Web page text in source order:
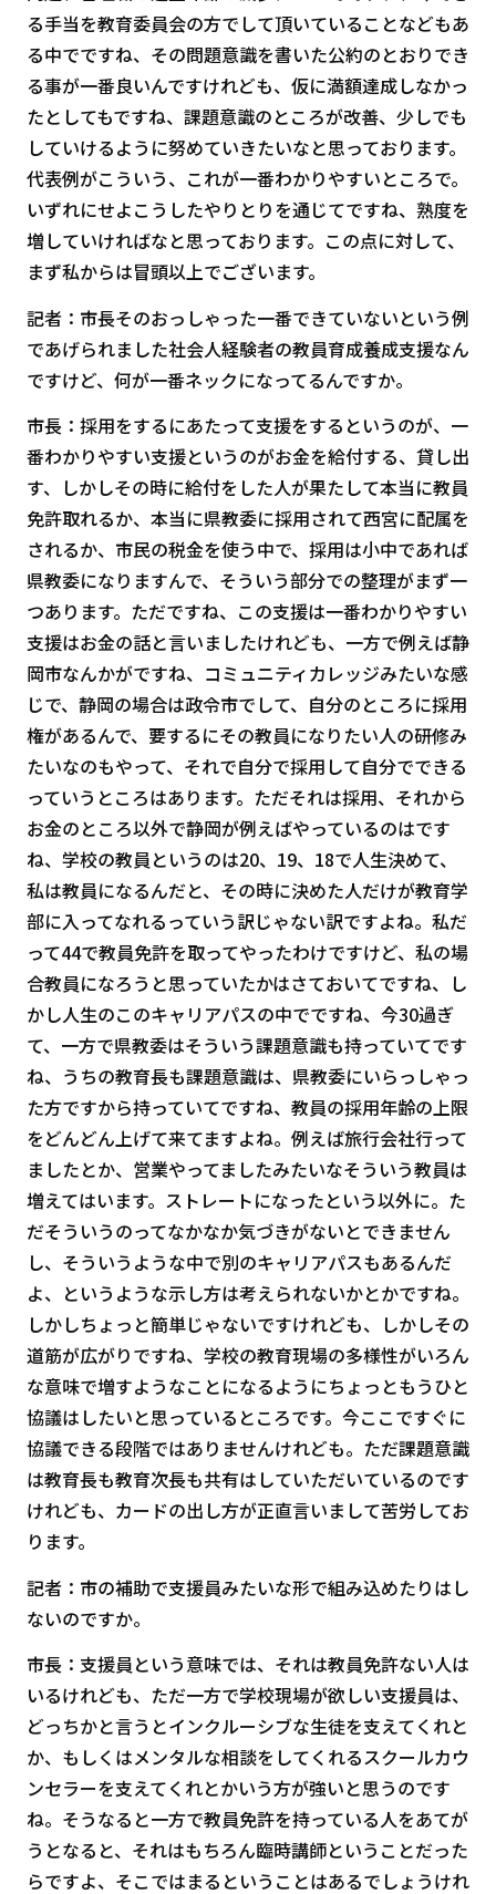
る手当を教育委員会の方でして頂いていることなどもあ
る中でですね、その問題意識を書いた公約のとおりでき
る事が一番良いんですけれども、仮に満額達成しなかっ
たとしてもですね、課題意識のところが改善、少しでも
していけるように努めていきたいなと思っております。
代表例がこういう、これが一番わかりやすいところで。
いずれにせよこうしたやりとりを通じてですね、熟度を
増していければなと思っております。この点に対して、
まず私からは冒頭以上でございます。
記者：市長そのおっしゃった一番できていないという例
であげられました社会人経験者の教員育成養成支援なん
ですけど、何が一番ネックになってるんですか。
市長：採用をするにあたって支援をするというのが、一
番わかりやすい支援というのがお金を給付する、貸し出
す、しかしその時に給付をした人が果たして本当に教員
免許取れるか、本当に県教委に採用されて西宮に配属を
されるか、市民の税金を使う中で、採用は小中であれば
県教委になりますんで、そういう部分での整理がまず一
つあります。ただですね、この支援は一番わかりやすい
支援はお金の話と言いましたけれども、一方で例えば静
岡市なんかがですね、コミュニティカレッジみたいな感
じで、静岡の場合は政令市でして、自分のところに採用
権があるんで、要するにその教員になりたい人の研修み
たいなのもやって、それで自分で採用して自分でできる
っていうところはあります。ただそれは採用、それから
お金のところ以外で静岡が例えばやっているのはです
ね、学校の教員というのは20、19、18で人生決めて、
私は教員になるんだと、その時に決めた人だけが教育学
部に入ってなれるっていう訳じゃない訳ですよね。私だ
って44で教員免許を取ってやったわけですけど、私の場
合教員になろうと思っていたかはさておいてですね、し
かし人生のこのキャリアパスの中でですね、今30過ぎ
て、一方で県教委はそういう課題意識も持っていてです
ね、うちの教育長も課題意識は、県教委にいらっしゃっ
た方ですから持っていてですね、教員の採用年齢の上限
をどんどん上げて来てますよね。例えば旅行会社行って
ましたとか、営業やってましたみたいなそういう教員は
増えてはいます。ストレートになったという以外に。た
だそういうのってなかなか気づきがないとできません
し、そういうような中で別のキャリアパスもあるんだ
よ、というような示し方は考えられないかとかですね。
しかしちょっと簡単じゃないですけれども、しかしその
道筋が広がりですね、学校の教育現場の多様性がいろん
な意味で増すようなことになるようにちょっともうひと
協議はしたいと思っているところです。今ここですぐに
協議できる段階ではありませんけれども。ただ課題意識
は教育長も教育次長も共有はしていただいているのです
けれども、カードの出し方が正直言いまして苦労してお
ります。
記者：市の補助で支援員みたいな形で組み込めたりはし
ないのですか。
市長：支援員という意味では、それは教員免許ない人は
いるけれども、ただ一方で学校現場が欲しい支援員は、
どっちかと言うとインクルーシブな生徒を支えてくれと
か、もしくはメンタルな相談をしてくれるスクールカウ
ンセラーを支えてくれとかいう方が強いと思うのです
ね。そうなると一方で教員免許を持っている人をあてが
うとなると、それはもちろん臨時講師ということだった
らですよ、そこではまるということはあるでしょうけれ